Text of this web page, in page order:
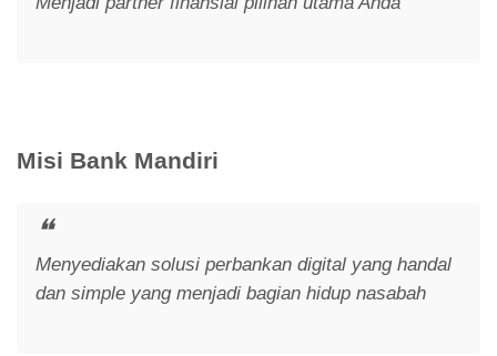
Misi Bank Mandiri
Menyediakan solusi perbankan digital yang handal
dan simple yang menjadi bagian hidup nasabah